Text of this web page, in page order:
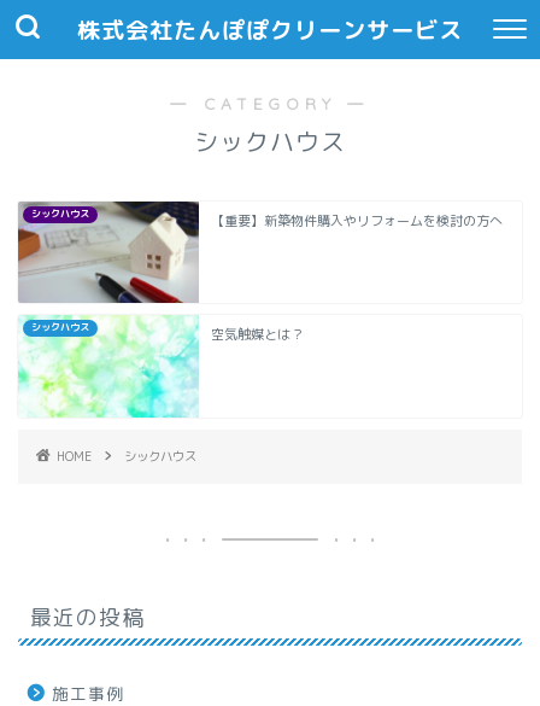
株式会社たんぽぽクリーンサービス
― CATEGORY ―
シックハウス
シックハウス 【重要】新築物件購入やリフォームを検討の方へ
シックハウス 空気触媒とは？
HOME シックハウス
最近の投稿
施工事例